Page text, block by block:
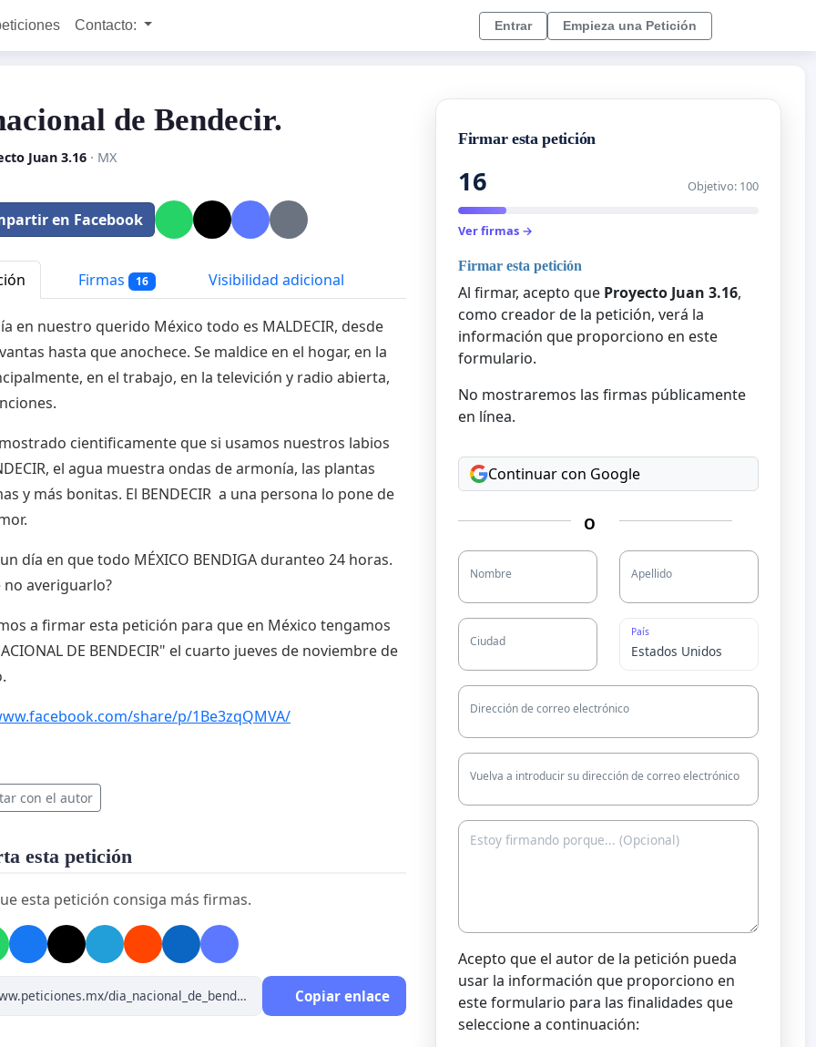
Contacto: Entrar Empieza una Petición
de Bendecir.
Juan 3.16· MX
en Facebook
Firmas 16 Visibilidad adicional
en nuestro querido México todo es MALDECIR, desde
hasta que anochece. Se maldice en el hogar, en la
en el trabajo, en la televición y radio abierta,
cientificamente que si usamos nuestros labios
el agua muestra ondas de armonía, las plantas
y más bonitas. El BENDECIR a una persona lo pone de
día en que todo MÉXICO BENDIGA duranteo 24 horas.
no averiguarlo?
a firmar esta petición para que en México tengamos
DE BENDECIR" el cuarto jueves de noviembre de
share/p/1Be3zqQMVA/
con el autor
esta petición
esta petición consiga más firmas.
Copiar enlace
Firmar esta petición
16 Objetivo: 100
Ver firmas →
Firmar esta petición
Al firmar, acepto que Proyecto Juan 3.16,
como creador de la petición, verá la
información que proporciono en este
formulario.
No mostraremos las firmas públicamente
en línea.
Continuar con Google
O
Nombre Apellido
Ciudad
País
Dirección de correo electrónico
Vuelva a introducir su dirección de correo electrónico
Acepto que el autor de la petición pueda
usar la información que proporciono en
este formulario para las finalidades que
seleccione a continuación: